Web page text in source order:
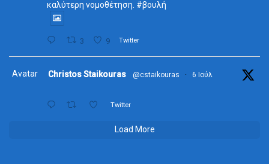
καλύτερη νομοθέτηση. #βουλή
3 9 Twitter
Avatar Christos Staikouras @cstaikouras · 6 Ιούλ
Twitter
Load More